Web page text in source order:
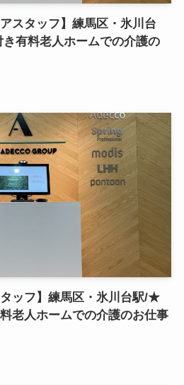
スタッフ】練馬区・氷川台
有料老人ホームでの介護の
タッフ】練馬区・氷川台駅/★
老人ホームでの介護のお仕事